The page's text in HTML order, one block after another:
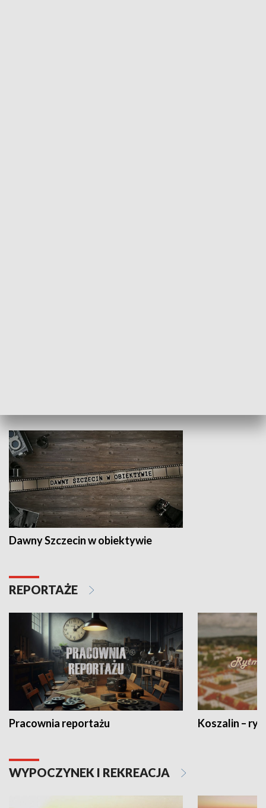
Dawny Szczecin w obiektywie
REPORTAŻE
Pracownia reportażu Koszalin –
WYPOCZYNEK I REKREACJA